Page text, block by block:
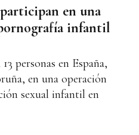
en una
infantil
personas en España,
en una operación
sexual infantil en